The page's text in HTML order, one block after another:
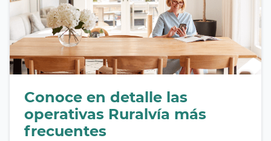
Conoce en detalle las
operativas Ruralvía más
frecuentes